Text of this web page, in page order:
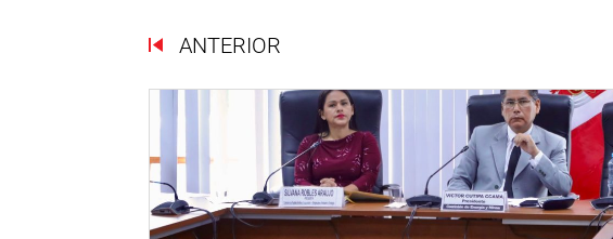
ANTERIOR